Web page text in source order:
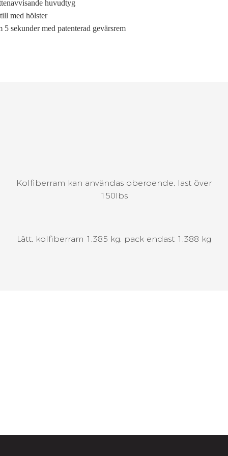
huvudtyg
med hölster
sekunder med patenterad gevärsrem
Kolfiberram kan användas oberoende, last över
150lbs
Lätt, kolfiberram 1.385 kg, pack endast 1.388 kg